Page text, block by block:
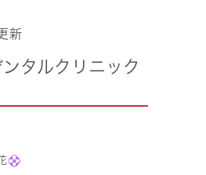
新
タルクリニック